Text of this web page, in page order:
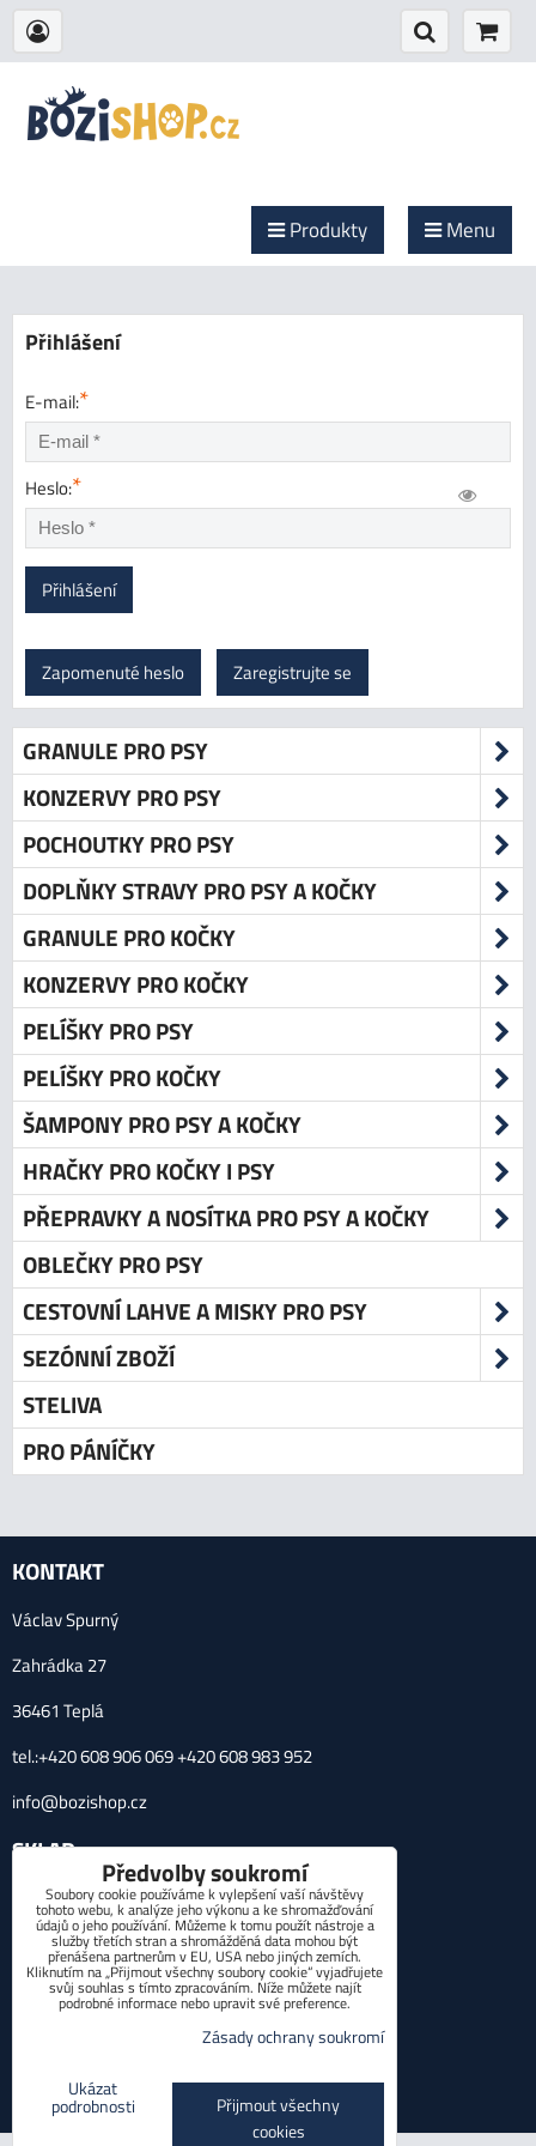
Produkty Menu
Přihlášení
E-mail:*
Heslo:*
Přihlášení
Zapomenuté heslo Zaregistrujte se
GRANULE PRO PSY
KONZERVY PRO PSY
POCHOUTKY PRO PSY
DOPLŇKY STRAVY PRO PSY A KOČKY
GRANULE PRO KOČKY
KONZERVY PRO KOČKY
PELÍŠKY PRO PSY
PELÍŠKY PRO KOČKY
ŠAMPONY PRO PSY A KOČKY
HRAČKY PRO KOČKY I PSY
PŘEPRAVKY A NOSÍTKA PRO PSY A KOČKY
OBLEČKY PRO PSY
CESTOVNÍ LAHVE A MISKY PRO PSY
SEZÓNNÍ ZBOŽÍ
STELIVA
PRO PÁNÍČKY
KONTAKT
Václav Spurný
Zahrádka 27
36461 Teplá
tel.:+420 608 906 069 +420 608 983 952
info@bozishop.cz
SKLAD
Zahrádka 27, 36461 Teplá
POTŘEBUJETE PORADIT?
Váš telefon:*
Odeslat
Předvolby soukromí
Soubory cookie používáme k vylepšení vaší návštěvy
tohoto webu, k analýze jeho výkonu a ke shromažďování
údajů o jeho používání. Můžeme k tomu použít nástroje a
služby třetích stran a shromážděná data mohou být
přenášena partnerům v EU, USA nebo jiných zemích.
Kliknutím na „Přijmout všechny soubory cookie“ vyjadřujete
svůj souhlas s tímto zpracováním. Níže můžete najít
podrobné informace nebo upravit své preference.
Zásady ochrany soukromí
Ukázat
podrobnosti
Přijmout všechny
cookies